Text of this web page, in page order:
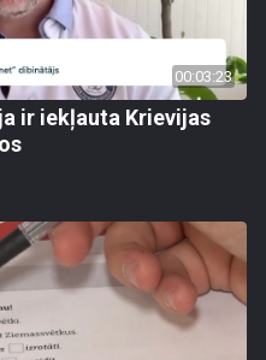
00:03:23
ir iekļauta Krievijas